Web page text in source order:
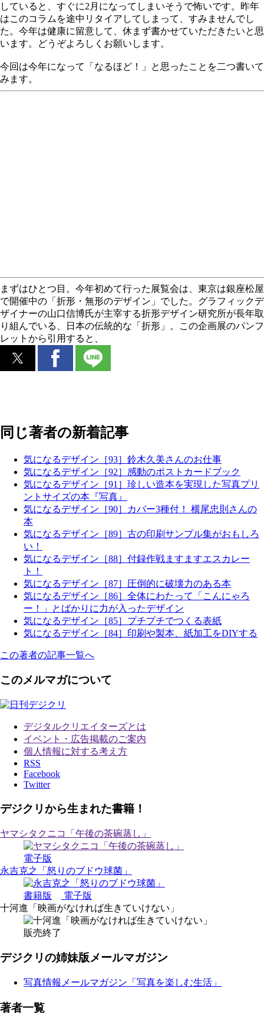
していると、すぐに2月になってしまいそうで怖いです。昨年
はこのコラムを途中リタイアしてしまって、すみませんでし
た。今年は健康に留意して、休まず書かせていただきたいと思
います。どうぞよろしくお願いします。
今回は今年になって「なるほど！」と思ったことを二つ書いて
みます。
まずはひとつ目。今年初めて行った展覧会は、東京は銀座松屋
で開催中の「折形・無形のデザイン」でした。グラフィックデ
ザイナーの山口信博氏が主宰する折形デザイン研究所が長年取
り組んでいる、日本の伝統的な「折形」。この企画展のパンフ
レットから引用すると、
同じ著者の新着記事
気になるデザイン［93］鈴木久美さんのお仕事
気になるデザイン［92］感動のポストカードブック
気になるデザイン［91］珍しい造本を実現した写真プリ
ントサイズの本『写真』
気になるデザイン［90］カバー3種付！ 横尾忠則さんの
本
気になるデザイン［89］古の印刷サンプル集がおもしろ
い！
気になるデザイン［88］付録作戦ますますエスカレー
ト！
気になるデザイン［87］圧倒的に破壊力のある本
気になるデザイン［86］全体にわたって「こんにゃろ
ー！」とばかりに力が入ったデザイン
気になるデザイン［85］プチプチでつくる表紙
気になるデザイン［84］印刷や製本、紙加工をDIYする
この著者の記事一覧へ
このメルマガについて
デジタルクリエイターズとは
イベント・広告掲載のご案内
個人情報に対する考え方
RSS
Facebook
Twitter
デジクリから生まれた書籍！
ヤマシタクニコ「午後の茶碗蒸し」
電子版
永吉克之「怒りのブドウ球菌」
書籍版
電子版
十河進「映画がなければ生きていけない」
販売終了
デジクリの姉妹版メールマガジン
写真情報メールマガジン「写真を楽しむ生活」
著者一覧